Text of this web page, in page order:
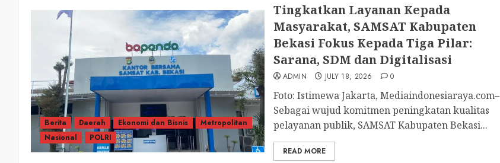
Berita Daerah Ekonomi dan Bisnis
Metropolitan
Nasional
POLRI
Tingkatkan Layanan Kepada
Masyarakat, SAMSAT Kabupaten
Bekasi Fokus Kepada Tiga Pilar:
Sarana, SDM dan Digitalisasi
ADMIN JULY 18, 2026 0
Foto: Istimewa Jakarta, Mediaindonesiaraya.com–
Sebagai wujud komitmen peningkatan kualitas
pelayanan publik, SAMSAT Kabupaten Bekasi...
READ MORE